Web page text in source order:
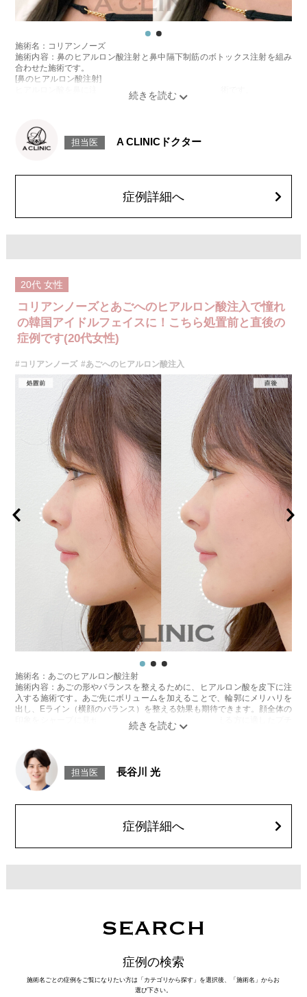
施術名：コリアンノーズ
施術内容：鼻のヒアルロン酸注射と鼻中隔下制筋のボトックス注射を組み
合わせた施術です。
[鼻のヒアルロン酸注射]
ヒアルロン酸を鼻に注入することで、鼻の形を整える施術です。
[鼻中隔下制筋のボトックス注射]
施術時間：約15分程
リスク、副作用：腫れ、赤み、内出血、痛み、突っ張り感などが生じるこ
は1〜2週間ほどお控えください。ボトックス注入後は男性は3か月、女性
は2か月避妊して頂くようお願いします。
担当医 A CLINICドクター
症例詳細へ
20代 女性
コリアンノーズとあごへのヒアルロン酸注入で憧れ
の韓国アイドルフェイスに！こちら処置前と直後の
症例です(20代女性)
#コリアンノーズ #あごへのヒアルロン酸注入
施術名：あごのヒアルロン酸注射
施術内容：あごの形やバランスを整えるために、ヒアルロン酸を皮下に注
入する施術です。あご先にボリュームを加えることで、輪郭にメリハリを
出し、Eライン（横顔のバランス）を整える効果も期待できます。顔全体の
印象をシャープに見せたい方や、あごが引っ込んで見える方に適したプチ
リスク、副作用：施術後に腫れ、赤み、内出血、痛み、突っ張り感などが
生じることがありますが、通常は数日〜1週間程度で徐々に軽快します。ま
た、稀にアレルギー反応、細菌感染、血管閉塞、しこり（硬化）や小さな
結節が生じる可能性があります。施術後1〜2週間程度は、注入部位を強く
費用：
レスチレンリフト※横浜院限定 76,800円(税込)
クレヴィエルコントア 109,800円(税込)
ボツリヌス菌から抽出されるタンパク質を注入し鼻先を下に引っ張る鼻中
施術時間：約15分程
リスク、副作用：腫れ、赤み、内出血、痛み、突っ張り感などが生じるこ
担当医 長谷川 光
症例詳細へ
SEARCH
症例の検索
施術名ごとの症例をご覧になりたい方は「カテゴリから探す」を選択後、「施術名」からお
選び下さい。